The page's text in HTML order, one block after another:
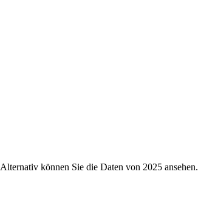
Alternativ können Sie die Daten von 2025 ansehen.